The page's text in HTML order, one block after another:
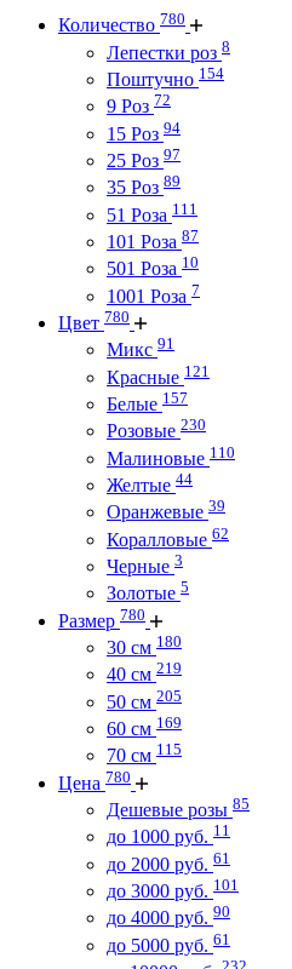
Количество 780
Лепестки роз 8
Поштучно 154
9 Роз 72
15 Роз 94
25 Роз 97
35 Роз 89
51 Роза 111
101 Роза 87
501 Роза 10
1001 Роза 7
Цвет 780
Микс 91
Красные 121
Белые 157
Розовые 230
Малиновые 110
Желтые 44
Оранжевые 39
Коралловые 62
Черные 3
Золотые 5
Размер 780
30 см 180
40 см 219
50 см 205
60 см 169
70 см 115
Цена 780
Дешевые розы 85
до 1000 руб. 11
до 2000 руб. 61
до 3000 руб. 101
до 4000 руб. 90
до 5000 руб. 61